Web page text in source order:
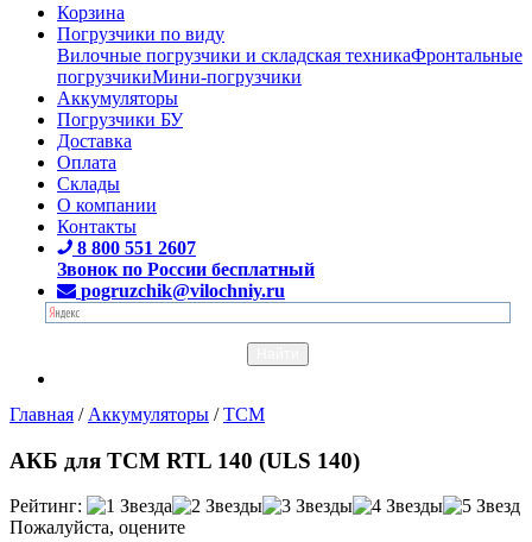
Корзина
Погрузчики по виду
Вилочные погрузчики и складская техникаФронтальные
погрузчикиМини-погрузчики
Аккумуляторы
Погрузчики БУ
Доставка
Оплата
Склады
О компании
Контакты
8 800 551 2607
Звонок по России бесплатный
pogruzchik@vilochniy.ru
Главная / Аккумуляторы /TCM
АКБ для TCM RTL 140 (ULS 140)
Рейтинг:
Пожалуйста, оцените